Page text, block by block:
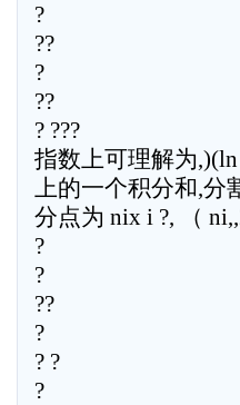
?
??
?
??
? ???
指数上可理解为
上的一个积分和,分
分点为 nix i ?, （
?
?
??
?
? ?
?